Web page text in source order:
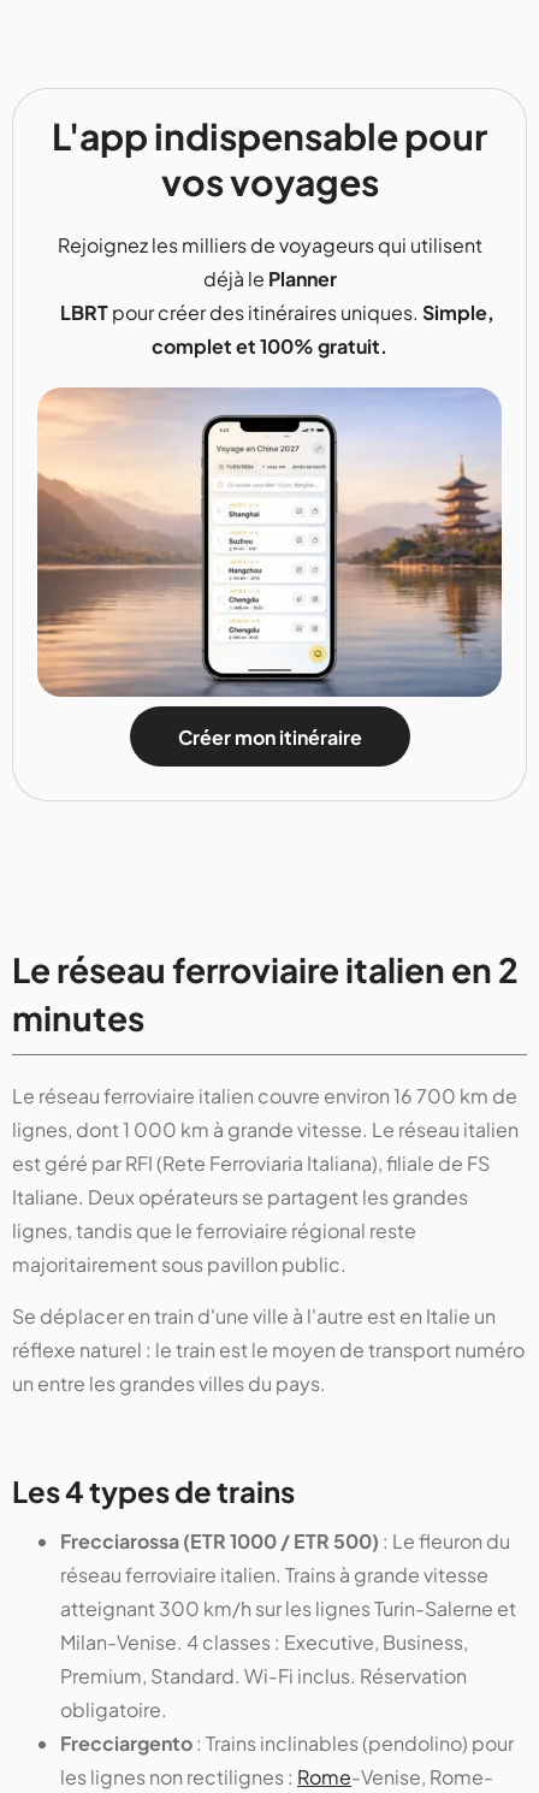
L'app indispensable pour
vos voyages
Rejoignez les milliers de voyageurs qui utilisent
déjà le Planner
LBRTpour créer des itinéraires uniques. Simple,
complet et 100% gratuit.
Créer mon itinéraire
Le réseau ferroviaire italien en 2
minutes
Le réseau ferroviaire italien couvre environ 16 700 km de
lignes, dont 1 000 km à grande vitesse. Le réseau italien
est géré par RFI (Rete Ferroviaria Italiana), filiale de FS
Italiane. Deux opérateurs se partagent les grandes
lignes, tandis que le ferroviaire régional reste
majoritairement sous pavillon public.
Se déplacer en train d'une ville à l'autre est en Italie un
réflexe naturel : le train est le moyen de transport numéro
un entre les grandes villes du pays.
Les 4 types de trains
Frecciarossa (ETR 1000 / ETR 500) : Le fleuron du
réseau ferroviaire italien. Trains à grande vitesse
atteignant 300 km/h sur les lignes Turin-Salerne et
Milan-Venise. 4 classes : Executive, Business,
Premium, Standard. Wi-Fi inclus. Réservation
obligatoire.
Frecciargento: Trains inclinables (pendolino) pour
les lignes non rectilignes : Rome-Venise, Rome-